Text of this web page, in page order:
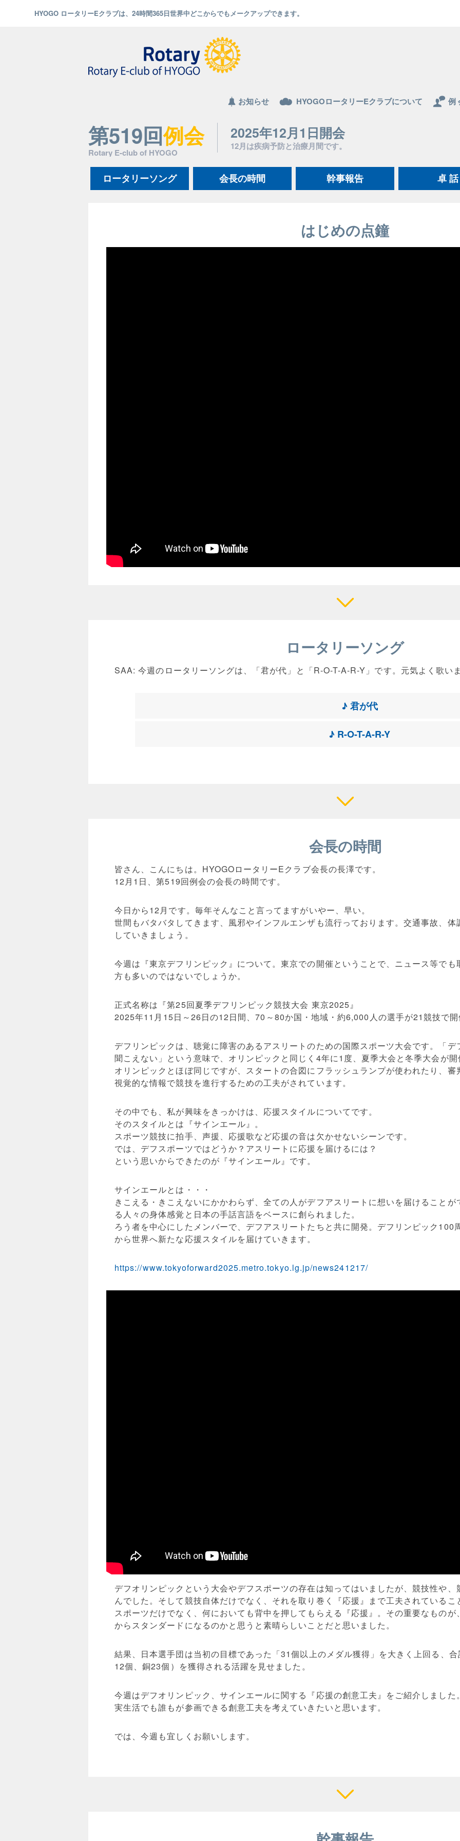
HYOGO ロータリーEクラブは、24時間365日世界中どこからでもメークアップできます。
お知らせ HYOGOロータリーEクラブについて 例
第519回例会
Rotary E-club of HYOGO
2025年12月1日開会
12月は疾病予防と治療月間です。
ロータリーソング 会長の時間 幹事報告 卓 話
はじめの点鐘
ロータリーソング
SAA: 今週のロータリーソングは、「君が代」と「R-O-T-A-R-Y」です。元気よく歌いま
♪ 君が代
♪ R-O-T-A-R-Y
会長の時間
皆さん、こんにちは。HYOGOロータリーEクラブ会長の長澤です。
12月1日、第519回例会の会長の時間です。
今日から12月です。毎年そんなこと言ってますがいやー、早い。
世間もバタバタしてきます、風邪やインフルエンザも流行っております。交通事故、
していきましょう。
今週は『東京デフリンピック』について。東京での開催ということで、ニュース等でも
方も多いのではないでしょうか。
正式名称は『第25回夏季デフリンピック競技大会 東京2025』
2025年11月15日～26日の12日間、70～80か国・地域・約6,000人の選手が21競技で開
デフリンピックは、聴覚に障害のあるアスリートのための国際スポーツ大会です。「
聞こえない」という意味で、オリンピックと同じく4年に1度、夏季大会と冬季大会が
オリンピックとほぼ同じですが、スタートの合図にフラッシュランプが使われたり、審
視覚的な情報で競技を進行するための工夫がされています。
その中でも、私が興味をきっかけは、応援スタイルについてです。
そのスタイルとは『サインエール』。
スポーツ競技に拍手、声援、応援歌など応援の音は欠かせないシーンです。
では、デフスポーツではどうか？アスリートに応援を届けるには？
という思いからできたのが『サインエール』です。
サインエールとは・・・
きこえる・きこえないにかかわらず、全ての人がデフアスリートに想いを届けることが
る人々の身体感覚と日本の手話言語をベースに創られました。
ろう者を中心にしたメンバーで、デフアスリートたちと共に開発。デフリンピック100
から世界へ新たな応援スタイルを届けていきます。
https://www.tokyoforward2025.metro.tokyo.lg.jp/news241217/
デフオリンピックという大会やデフスポーツの存在は知ってはいましたが、競技性や
んでした。そして競技自体だけでなく、それを取り巻く『応援』まで工夫されているこ
スポーツだけでなく、何においても背中を押してもらえる『応援』。その重要なもの
からスタンダードになるのかと思うと素晴らしいことだと思いました。
結果、日本選手団は当初の目標であった「31個以上のメダル獲得」を大きく上回る、
12個、銅23個）を獲得される活躍を見せました。
今週はデフオリンピック、サインエールに関する『応援の創意工夫』をご紹介しました。
実生活でも誰もが参画できる創意工夫を考えていきたいと思います。
では、今週も宜しくお願いします。